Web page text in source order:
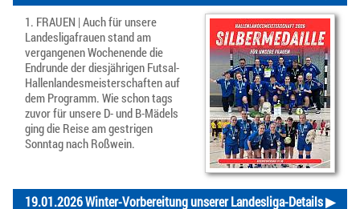
1. FRAUEN | Auch für unsere
Landesligafrauen stand am
vergangenen Wochenende die
Endrunde der diesjährigen Futsal-
Hallenlandesmeisterschaften auf
dem Programm. Wie schon tags
zuvor für unsere D- und B-Mädels
ging die Reise am gestrigen
Sonntag nach Roßwein.
Details ▶
19.01.2026 Winter-Vorbereitung unserer Landesliga-